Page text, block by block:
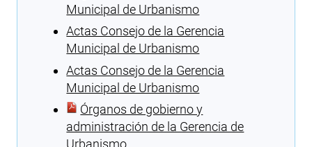
Municipal de Urbanismo
Actas Consejo de la Gerencia
Municipal de Urbanismo
Actas Consejo de la Gerencia
Municipal de Urbanismo
Órganos de gobierno y
administración de la Gerencia de
Urbanismo